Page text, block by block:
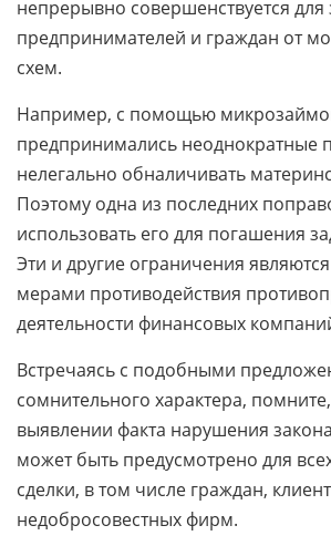
непрерывно совершенствуется
предпринимателей и граждан от
схем.
Например, с помощью
предпринимались неоднократные
нелегально обналичивать
Поэтому одна из последних
использовать его для погашения
Эти и другие ограничения
мерами противодействия
деятельности финансовых
Встречаясь с подобными
сомнительного характера,
выявлении факта нарушения
может быть предусмотрено для
сделки, в том числе граждан,
недобросовестных фирм.